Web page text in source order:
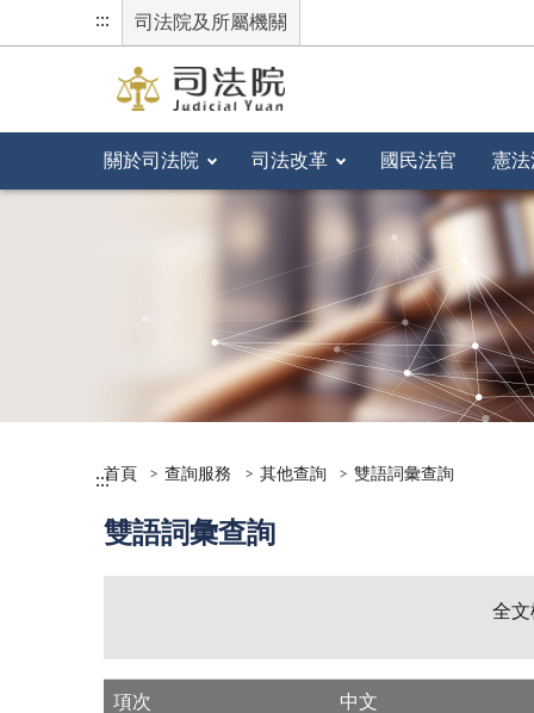
::: 司法院及所屬機關
關於司法院 司法改革 國民法官 憲法
:::首頁 查詢服務 其他查詢 雙語詞彙查詢
雙語詞彙查詢
全文
項次 中文